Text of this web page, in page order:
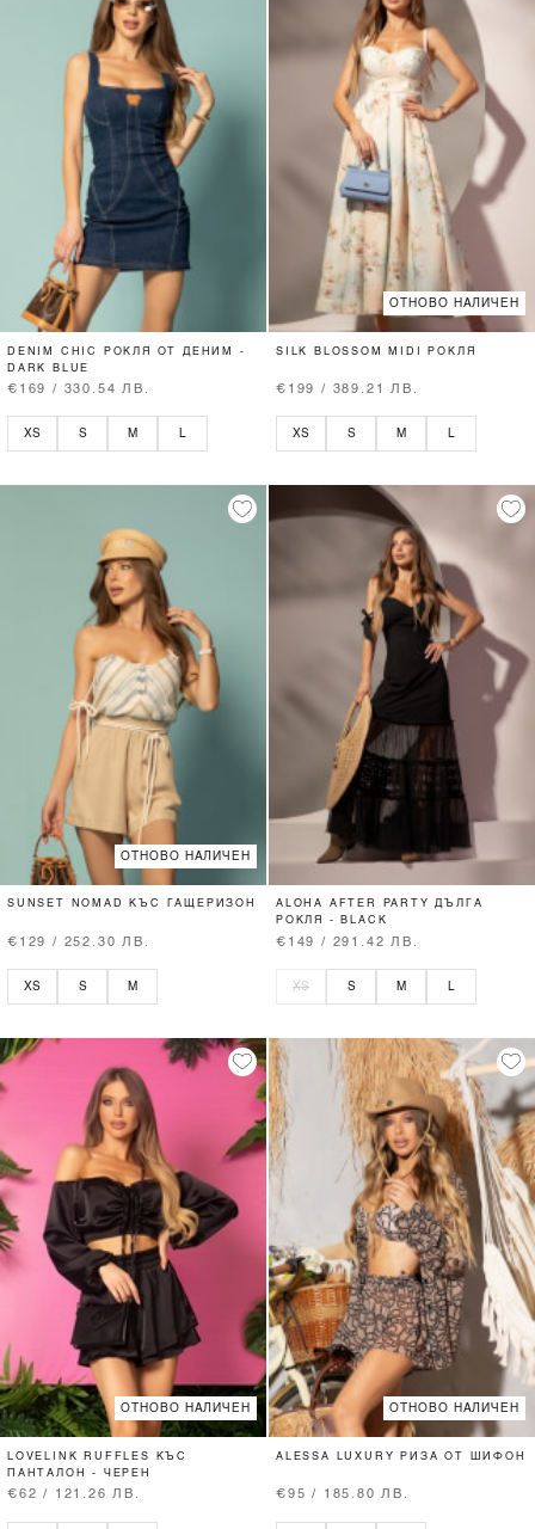
DENIM CHIC РОКЛЯ ОТ ДЕНИМ -
DARK BLUE
€169 / 330.54 ЛВ.
XS S M L
ОТНОВО НАЛИЧЕН
SILK BLOSSOM MIDI РОКЛЯ
€199 / 389.21 ЛВ.
XS S M L
ОТНОВО НАЛИЧЕН
SUNSET NOMAD КЪС ГАЩЕРИЗОН
€129 / 252.30 ЛВ.
XS S M
ALOHA AFTER PARTY ДЪЛГА
РОКЛЯ - BLACK
€149 / 291.42 ЛВ.
XS S M
ОТНОВО НАЛИЧЕН
LOVELINK RUFFLES КЪС
ПАНТАЛОН - ЧЕРЕН
€62 / 121.26 ЛВ.
ОТНОВО НАЛИЧЕН
ALESSA LUXURY РИЗА ОТ ШИФОН
€95 / 185.80 ЛВ.